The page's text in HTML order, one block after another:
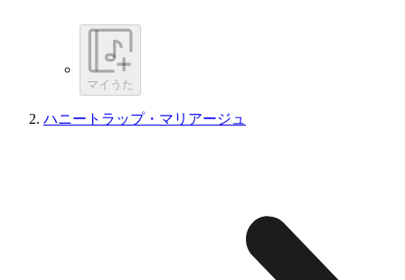
マイうた
ハニートラップ・マリアージュ